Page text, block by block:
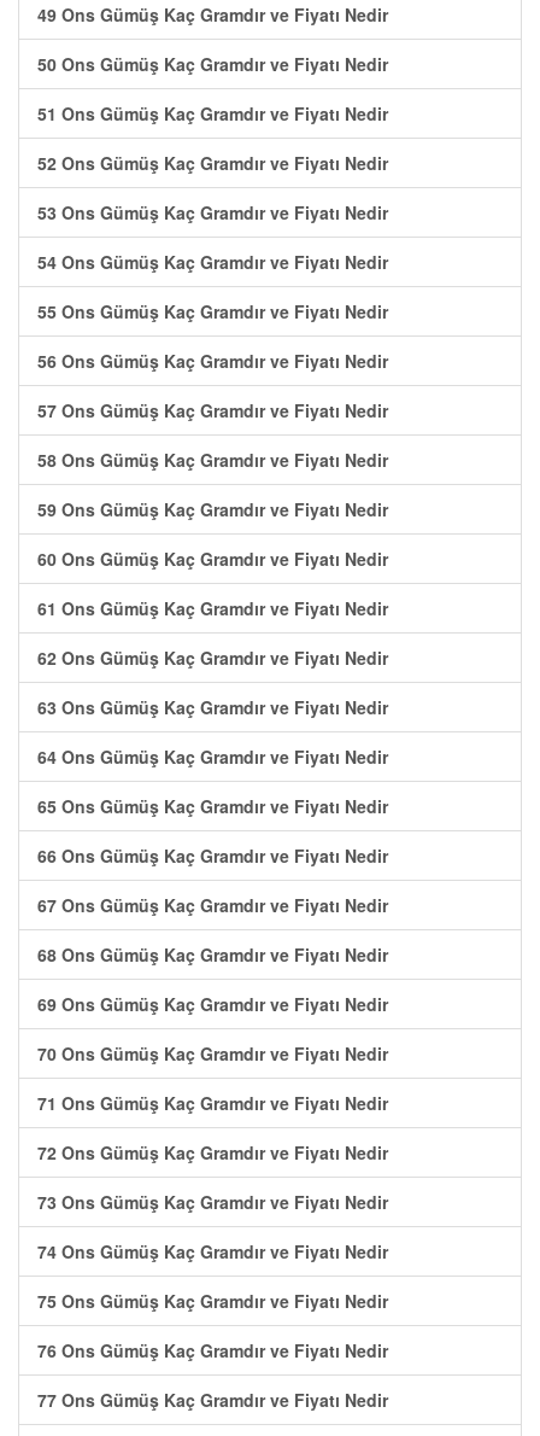
49 Ons Gümüş Kaç Gramdır ve Fiyatı Nedir
50 Ons Gümüş Kaç Gramdır ve Fiyatı Nedir
51 Ons Gümüş Kaç Gramdır ve Fiyatı Nedir
52 Ons Gümüş Kaç Gramdır ve Fiyatı Nedir
53 Ons Gümüş Kaç Gramdır ve Fiyatı Nedir
54 Ons Gümüş Kaç Gramdır ve Fiyatı Nedir
55 Ons Gümüş Kaç Gramdır ve Fiyatı Nedir
56 Ons Gümüş Kaç Gramdır ve Fiyatı Nedir
57 Ons Gümüş Kaç Gramdır ve Fiyatı Nedir
58 Ons Gümüş Kaç Gramdır ve Fiyatı Nedir
59 Ons Gümüş Kaç Gramdır ve Fiyatı Nedir
60 Ons Gümüş Kaç Gramdır ve Fiyatı Nedir
61 Ons Gümüş Kaç Gramdır ve Fiyatı Nedir
62 Ons Gümüş Kaç Gramdır ve Fiyatı Nedir
63 Ons Gümüş Kaç Gramdır ve Fiyatı Nedir
64 Ons Gümüş Kaç Gramdır ve Fiyatı Nedir
65 Ons Gümüş Kaç Gramdır ve Fiyatı Nedir
66 Ons Gümüş Kaç Gramdır ve Fiyatı Nedir
67 Ons Gümüş Kaç Gramdır ve Fiyatı Nedir
68 Ons Gümüş Kaç Gramdır ve Fiyatı Nedir
69 Ons Gümüş Kaç Gramdır ve Fiyatı Nedir
70 Ons Gümüş Kaç Gramdır ve Fiyatı Nedir
71 Ons Gümüş Kaç Gramdır ve Fiyatı Nedir
72 Ons Gümüş Kaç Gramdır ve Fiyatı Nedir
73 Ons Gümüş Kaç Gramdır ve Fiyatı Nedir
74 Ons Gümüş Kaç Gramdır ve Fiyatı Nedir
75 Ons Gümüş Kaç Gramdır ve Fiyatı Nedir
76 Ons Gümüş Kaç Gramdır ve Fiyatı Nedir
77 Ons Gümüş Kaç Gramdır ve Fiyatı Nedir